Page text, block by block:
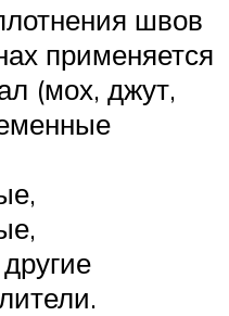
швов
применяется
(мох, джут,